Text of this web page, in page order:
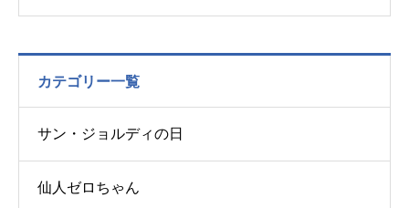
カテゴリー一覧
サン・ジョルディの日
仙人ゼロちゃん